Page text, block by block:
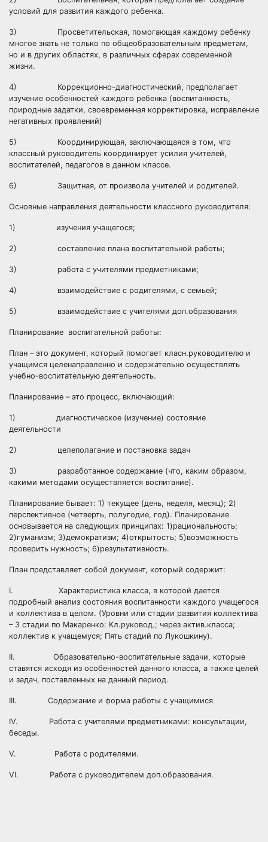
условий для развития каждого ребенка.
3) Просветительская, помогающая каждому ребенку
многое знать не только по общеобразовательным предметам,
но и в других областях, в различных сферах современной
жизни.
4) Коррекционно-диагностический, предполагает
изучение особенностей каждого ребенка (воспитанность,
природные задатки, своевременная корректировка, исправление
негативных проявлений)
5) Координирующая, заключающаяся в том, что
классный руководитель координирует усилия учителей,
воспитателей, педагогов в данном классе.
6) Защитная, от произвола учителей и родителей.
Основные направления деятельности классного руководителя:
1) изучения учащегося;
2) составление плана воспитательной работы;
3) работа с учителями предметниками;
4) взаимодействие с родителями, с семьей;
5) взаимодействие с учителями доп.образования
Планирование воспитательной работы:
План – это документ, который помогает класн.руководителю и
учащимся целенаправленно и содержательно осуществлять
учебно-воспитательную деятельность.
Планирование – это процесс, включающий:
1) диагностическое (изучение) состояние
деятельности
2) целеполагание и постановка задач
3) разработанное содержание (что, каким образом,
какими методами осуществляется воспитание).
Планирование бывает: 1) текущее (день, неделя, месяц); 2)
перспективное (четверть, полугодие, год). Планирование
основывается на следующих принципах: 1)рациональность;
2)гуманизм; 3)демократизм; 4)открытость; 5)возможность
проверить нужность; 6)результативность.
План представляет собой документ, который содержит:
I. Характеристика класса, в которой дается
подробный анализ состояния воспитанности каждого учащегося
и коллектива в целом. (Уровни или стадии развития коллектива
– 3 стадии по Макаренко: Кл.руковод.; через актив.класса;
коллектив к учащемуся; Пять стадий по Лукошкину).
II. Образовательно-воспитательные задачи, которые
ставятся исходя из особенностей данного класса, а также целей
и задач, поставленных на данный период.
III. Содержание и форма работы с учащимися
IV. Работа с учителями предметниками: консультации,
беседы.
V. Работа с родителями.
VI. Работа с руководителем доп.образования.